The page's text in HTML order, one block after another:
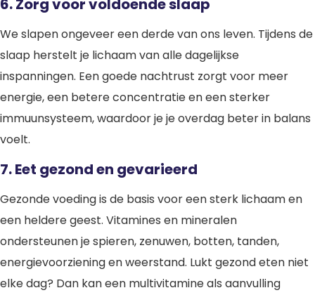
6. Zorg voor voldoende slaap
We slapen ongeveer een derde van ons leven. Tijdens de
slaap herstelt je lichaam van alle dagelijkse
inspanningen. Een goede nachtrust zorgt voor meer
energie, een betere concentratie en een sterker
immuunsysteem, waardoor je je overdag beter in balans
voelt.
7. Eet gezond en gevarieerd
Gezonde voeding is de basis voor een sterk lichaam en
een heldere geest. Vitamines en mineralen
ondersteunen je spieren, zenuwen, botten, tanden,
energievoorziening en weerstand. Lukt gezond eten niet
elke dag? Dan kan een multivitamine als aanvulling